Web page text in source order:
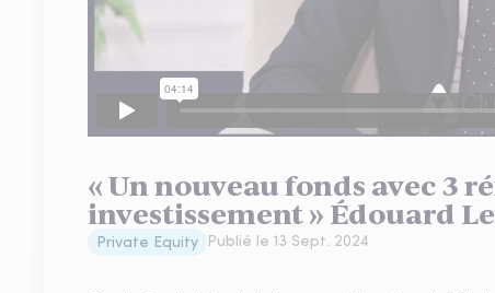
« Un nouveau fonds avec 3
investissement » Édouard
Private Equity Publié le 13 Sept. 2024